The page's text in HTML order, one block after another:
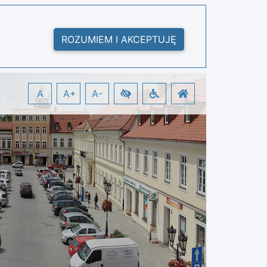
ROZUMIEM I AKCEPTUJĘ
A A+ A-